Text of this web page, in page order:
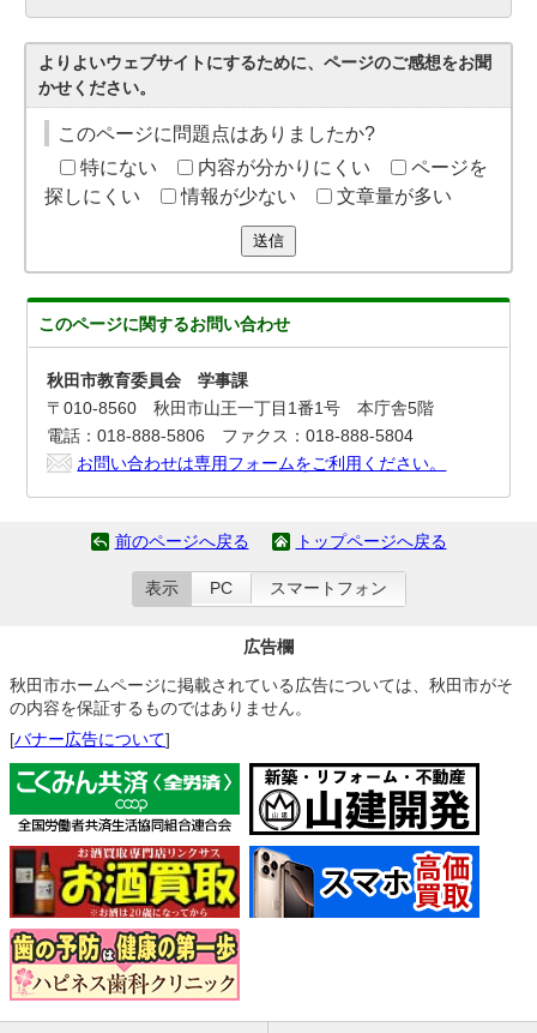
よりよいウェブサイトにするために、ページのご感想をお聞
かせください。
このページに問題点はありましたか?
特にない
内容が分かりにくい
ページを
探しにくい
情報が少ない 文章量が多い
送信
このページに関するお問い合わせ
秋田市教育委員会 学事課
〒010-8560 秋田市山王一丁目1番1号 本庁舎5階
電話：018-888-5806 ファクス：018-888-5804
お問い合わせは専用フォームをご利用ください。
前のページへ戻る トップページへ戻る
表示 PC スマートフォン
広告欄
秋田市ホームページに掲載されている広告については、秋田市がそ
の内容を保証するものではありません。
[バナー広告について]